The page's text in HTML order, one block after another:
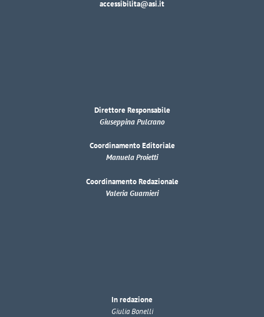
accessibilita@asi.it
Direttore Responsabile
Giuseppina Pulcrano
Coordinamento Editoriale
Manuela Proietti
Coordinamento Redazionale
Valeria Guarnieri
In redazione
Giulia Bonelli